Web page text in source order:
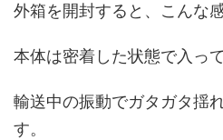
外箱を開封すると、こんな
本体は密着した状態で入って
輸送中の振動でガタガタ揺
す。